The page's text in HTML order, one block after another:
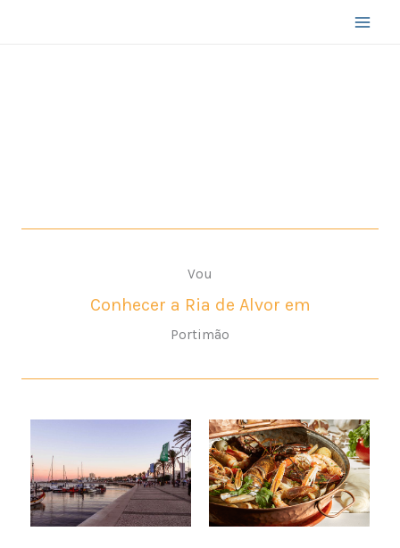
Vou
Mergulhar nas Praias de
Portimão